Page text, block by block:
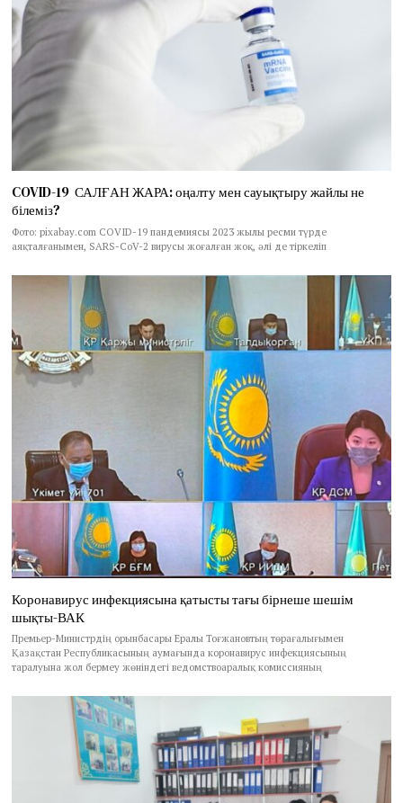
COVID-19 САЛҒАН ЖАРА: оңалту мен сауықтыру жайлы не
білеміз?
Фото: pixabay.com COVID-19 пандемиясы 2023 жылы ресми түрде
аяқталғанымен, SARS-CoV-2 вирусы жоғалған жоқ, әлі де тіркеліп
Коронавирус инфекциясына қатысты тағы бірнеше шешім
шықты-ВАК
Премьер-Министрдің орынбасары Ералы Тоғжановтың төрағалығымен
Қазақстан Республикасының аумағында коронавирус инфекциясының
таралуына жол бермеу жөніндегі ведомствоаралық комиссияның